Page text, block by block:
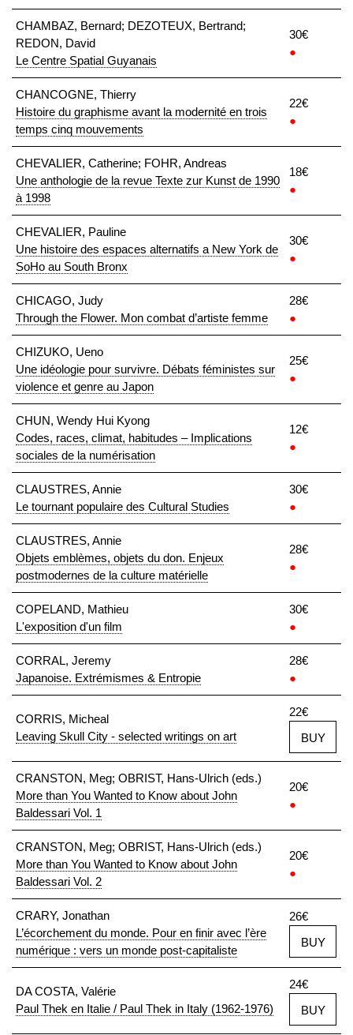
CHAMBAZ, Bernard; DEZOTEUX, Bertrand;
REDON, David
Le Centre Spatial Guyanais
30€
●
CHANCOGNE, Thierry
Histoire du graphisme avant la modernité en trois
temps cinq mouvements
22€
●
CHEVALIER, Catherine; FOHR, Andreas
Une anthologie de la revue Texte zur Kunst de 1990
à 1998
18€
●
CHEVALIER, Pauline
Une histoire des espaces alternatifs a New York de
SoHo au South Bronx
30€
●
CHICAGO, Judy
Through the Flower. Mon combat d’artiste femme
28€
●
CHIZUKO, Ueno
Une idéologie pour survivre. Débats féministes sur
violence et genre au Japon
25€
●
CHUN, Wendy Hui Kyong
Codes, races, climat, habitudes – Implications
sociales de la numérisation
12€
●
CLAUSTRES, Annie
Le tournant populaire des Cultural Studies
30€
●
CLAUSTRES, Annie
Objets emblèmes, objets du don. Enjeux
postmodernes de la culture matérielle
28€
●
COPELAND, Mathieu
L'exposition d'un film
30€
●
CORRAL, Jeremy
Japanoise. Extrémismes & Entropie
28€
●
CORRIS, Micheal
Leaving Skull City - selected writings on art
22€
BUY
CRANSTON, Meg; OBRIST, Hans-Ulrich (eds.)
More than You Wanted to Know about John
Baldessari Vol. 1
20€
●
CRANSTON, Meg; OBRIST, Hans-Ulrich (eds.)
More than You Wanted to Know about John
Baldessari Vol. 2
20€
●
CRARY, Jonathan
L’écorchement du monde. Pour en finir avec l’ère
numérique : vers un monde post-capitaliste
26€
BUY
DA COSTA, Valérie
Paul Thek en Italie / Paul Thek in Italy (1962-1976)
24€
BUY